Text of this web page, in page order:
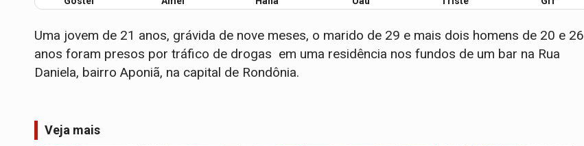
Uma jovem de 21 anos, grávida de nove meses, o marido de 29 e mais dois homens de 20 e 26
anos foram presos por tráfico de drogas em uma residência nos fundos de um bar na Rua
Daniela, bairro Aponiã, na capital de Rondônia.
Veja mais